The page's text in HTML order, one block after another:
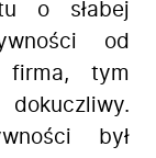
o słabej
od
firma, tym
był